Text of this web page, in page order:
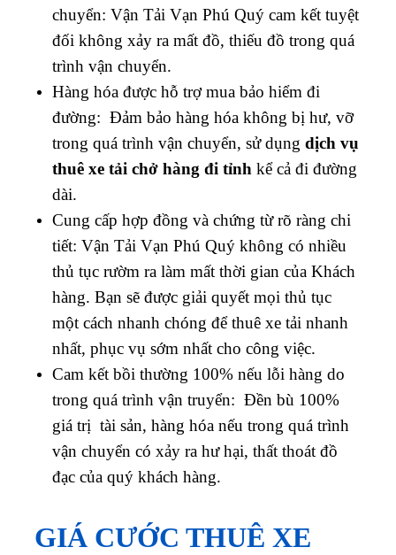
chuyển: Vận Tải Vạn Phú Quý cam kết tuyệt
đối không xảy ra mất đồ, thiếu đồ trong quá
trình vận chuyển.
Hàng hóa được hỗ trợ mua bảo hiểm đi
đường: Đảm bảo hàng hóa không bị hư, vỡ
trong quá trình vận chuyển, sử dụng dịch vụ
thuê xe tải chở hàng đi tỉnh kể cả đi đường
dài.
Cung cấp hợp đồng và chứng từ rõ ràng chi
tiết: Vận Tải Vạn Phú Quý không có nhiều
thủ tục rườm ra làm mất thời gian của Khách
hàng. Bạn sẽ được giải quyết mọi thủ tục
một cách nhanh chóng để thuê xe tải nhanh
nhất, phục vụ sớm nhất cho công việc.
Cam kết bồi thường 100% nếu lỗi hàng do
trong quá trình vận truyển: Đền bù 100%
giá trị tài sản, hàng hóa nếu trong quá trình
vận chuyển có xảy ra hư hại, thất thoát đồ
đạc của quý khách hàng.
GIÁ CƯỚC THUÊ XE